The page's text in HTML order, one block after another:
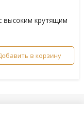
высоким крутящим
в корзину